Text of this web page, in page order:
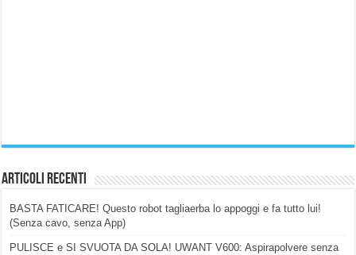
Articoli Recenti
BASTA FATICARE! Questo robot tagliaerba lo appoggi e fa tutto lui!
(Senza cavo, senza App)
PULISCE e SI SVUOTA DA SOLA! UWANT V600: Aspirapolvere senza